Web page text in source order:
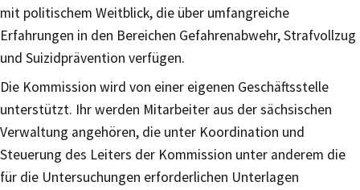
mit politischem Weitblick, die über umfangreiche
Erfahrungen in den Bereichen Gefahrenabwehr, Strafvollzug
und Suizidprävention verfügen.
Die Kommission wird von einer eigenen Geschäftsstelle
unterstützt. Ihr werden Mitarbeiter aus der sächsischen
Verwaltung angehören, die unter Koordination und
Steuerung des Leiters der Kommission unter anderem die
für die Untersuchungen erforderlichen Unterlagen